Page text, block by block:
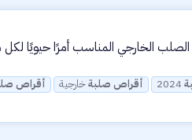
الصلب الخارجي المناسب أمرًا حيويًا
أقراص صلبةخارجية أقراص